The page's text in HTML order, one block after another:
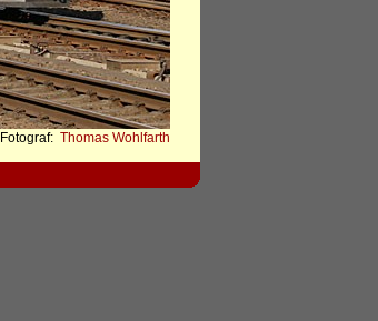
Fotograf: Thomas Wohlfarth